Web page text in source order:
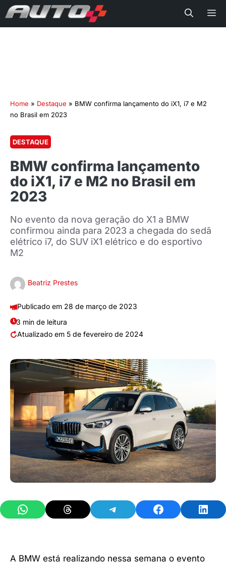
Home » Destaque » BMW confirma lançamento do iX1, i7 e M2
no Brasil em 2023
DESTAQUE
BMW confirma lançamento
do iX1, i7 e M2 no Brasil em
2023
No evento da nova geração do X1 a BMW
confirmou ainda para 2023 a chegada do sedã
elétrico i7, do SUV iX1 elétrico e do esportivo
M2
Beatriz Prestes
28 de março de 2023
3 min de leitura
5 de fevereiro de 2024
Share on WhatsAppShare on ThreadsShare on TelegramShare on Facebook
A BMW está realizando nessa semana o evento